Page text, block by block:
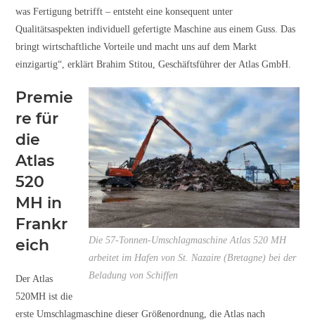
was Fertigung betrifft – entsteht eine konsequent unter
Qualitätsaspekten individuell gefertigte Maschine aus einem Guss. Das
bringt wirtschaftliche Vorteile und macht uns auf dem Markt
einzigartig“, erklärt Brahim Stitou, Geschäftsführer der Atlas GmbH.
Die 57-Tonnen-Umschlagmaschine Atlas 520 MH
arbeitet im Hafen von St. Nazaire (Bretagne) bei der
Beladung von Schiffen
Premie
re für
die
Atlas
520
MH in
Frankr
eich
Der Atlas
520MH ist die
erste Umschlagmaschine dieser Größenordnung, die Atlas nach